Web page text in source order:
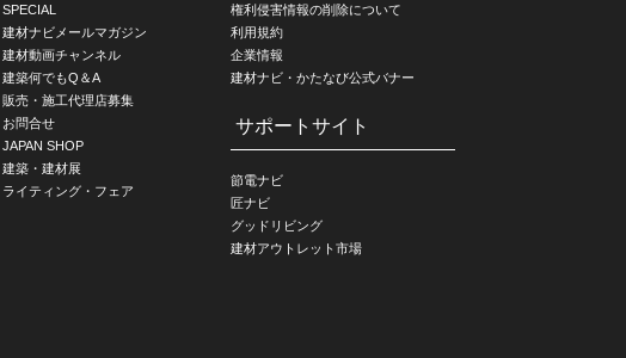
SPECIAL
建材ナビメールマガジン
建材動画チャンネル
建築何でもQ＆A
販売・施工代理店募集
お問合せ
JAPAN SHOP
建築・建材展
ライティング・フェア
権利侵害情報の削除について
利用規約
企業情報
建材ナビ・かたなび公式バナー
サポートサイト
節電ナビ
匠ナビ
グッドリビング
建材アウトレット市場